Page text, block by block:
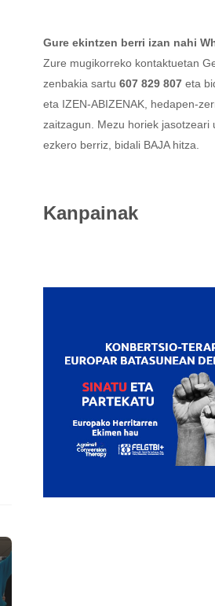
Gure ekintzen berri izan nahi
Zure mugikorreko kontaktuetan
zenbakia sartu607 829 807 eta
eta IZEN-ABIZENAK, hedapen-
zaitzagun. Mezu horiek jasotzeari
ezkero berriz, bidali BAJA hitza.
Kanpainak